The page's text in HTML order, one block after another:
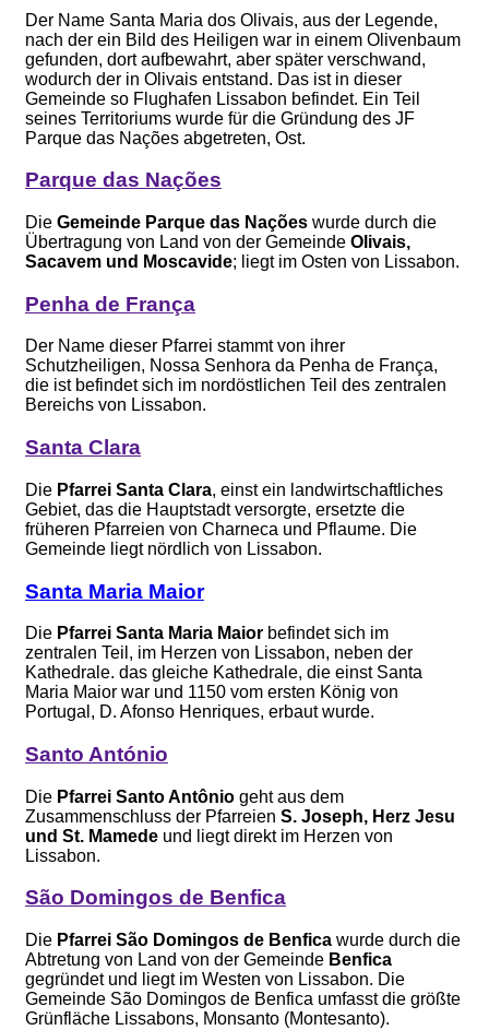
Der Name Santa Maria dos Olivais, aus der Legende,
nach der ein Bild des Heiligen war in einem Olivenbaum
gefunden, dort aufbewahrt, aber später verschwand,
wodurch der in Olivais entstand. Das ist in dieser
Gemeinde so Flughafen Lissabon befindet. Ein Teil
seines Territoriums wurde für die Gründung des JF
Parque das Nações abgetreten, Ost.
Parque das Nações
Die Gemeinde Parque das Nações wurde durch die
Übertragung von Land von der Gemeinde Olivais,
Sacavem und Moscavide; liegt im Osten von Lissabon.
Penha de França
Der Name dieser Pfarrei stammt von ihrer
Schutzheiligen, Nossa Senhora da Penha de França,
die ist befindet sich im nordöstlichen Teil des zentralen
Bereichs von Lissabon.
Santa Clara
Die Pfarrei Santa Clara, einst ein landwirtschaftliches
Gebiet, das die Hauptstadt versorgte, ersetzte die
früheren Pfarreien von Charneca und Pflaume. Die
Gemeinde liegt nördlich von Lissabon.
Santa Maria Maior
Die Pfarrei Santa Maria Maior befindet sich im
zentralen Teil, im Herzen von Lissabon, neben der
Kathedrale. das gleiche Kathedrale, die einst Santa
Maria Maior war und 1150 vom ersten König von
Portugal, D. Afonso Henriques, erbaut wurde.
Santo António
Die Pfarrei Santo Antônio geht aus dem
Zusammenschluss der Pfarreien S. Joseph, Herz Jesu
und St. Mamede und liegt direkt im Herzen von
Lissabon.
São Domingos de Benfica
Die Pfarrei São Domingos de Benfica wurde durch die
Abtretung von Land von der Gemeinde Benfica
gegründet und liegt im Westen von Lissabon. Die
Gemeinde São Domingos de Benfica umfasst die größte
Grünfläche Lissabons, Monsanto (Montesanto).